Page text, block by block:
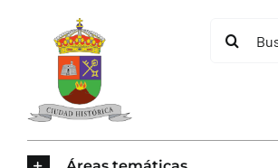
contenido
Buscar: